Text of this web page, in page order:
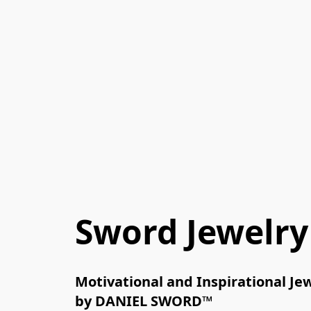
Sword Jewelry
Motivational and Inspirational
by DANIEL SWORD™